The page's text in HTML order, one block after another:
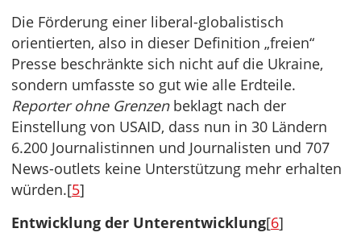
Die Förderung einer liberal-globalistisch
orientierten, also in dieser Definition „freien“
Presse beschränkte sich nicht auf die Ukraine,
sondern umfasste so gut wie alle Erdteile.
Reporter ohne Grenzenbeklagt nach der
Einstellung von USAID, dass nun in 30 Ländern
6.200 Journalistinnen und Journalisten und 707
News-outlets keine Unterstützung mehr erhalten
würden.[5]
Entwicklung der Unterentwicklung[6]